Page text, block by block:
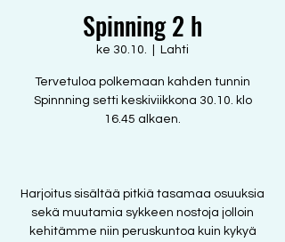
Spinning 2 h
ke 30.10. Lahti
Tervetuloa polkemaan kahden tunnin
Spinnning setti keskiviikkona 30.10. klo
16.45 alkaen.
Harjoitus sisältää pitkiä tasamaa osuuksia
sekä muutamia sykkeen nostoja jolloin
kehitämme niin peruskuntoa kuin kykyä